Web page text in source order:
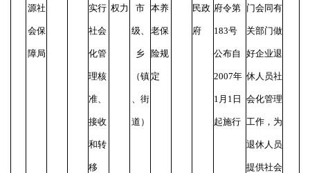
源社
会保
障局
实行
社会
化管
理核
准、
接收
和转
移
权力 市
级、
乡
（镇
、街
道）
本养
老保
险规
定
民政
府
府令第
183号
公布自
2007年
1月1日
起施行
门会同有
关部门做
好企业退
休人员社
会化管理
工作，为
退休人员
提供社会